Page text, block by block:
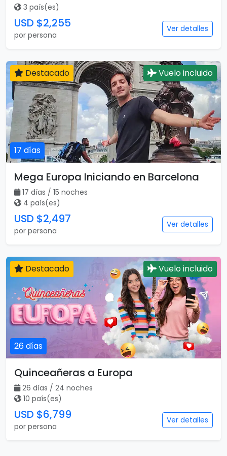
13 días
Irlanda con Londres
13 días / 13 noches
3 país(es)
USD $2,255
por persona
Ver detalles
17 días
Destacado Vuelo incluido
Mega Europa Iniciando en Barcelona
17 días / 15 noches
4 país(es)
USD $2,497
por persona
Ver detalles
26 días
Destacado Vuelo incluido